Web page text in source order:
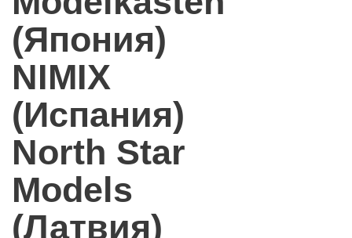
(Япония)
NIMIX
(Испания)
North Star
Models
(Латвия)